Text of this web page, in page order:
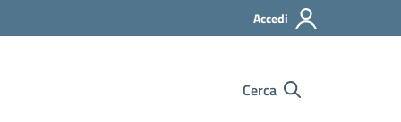
Accedi
Cerca